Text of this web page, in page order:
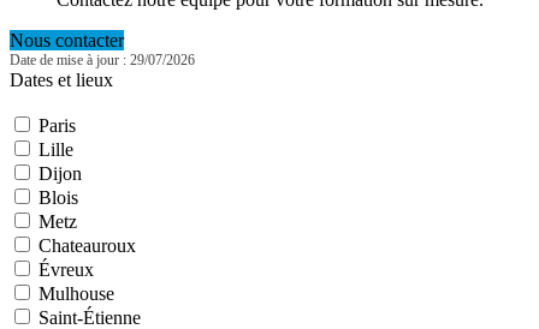
Nous contacter
Date de mise à jour : 29/07/2026
Dates et lieux
Paris
Lille
Dijon
Blois
Metz
Chateauroux
Évreux
Mulhouse
Saint-Étienne